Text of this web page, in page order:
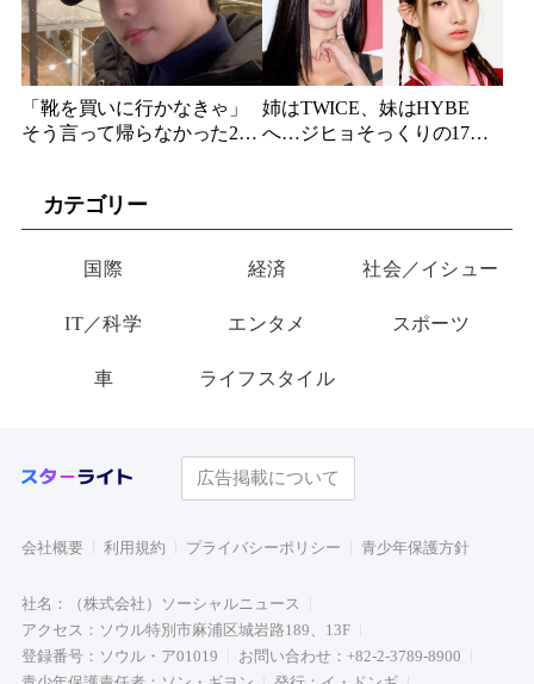
「靴を買いに行かなきゃ」
そう言って帰らなかった24
り物”
姉はTWICE、妹はHYBE
へ…ジヒョそっくりの17歳
カテゴリー
国際 経済 社会／イシュー
IT／科学 エンタメ スポーツ
車 ライフスタイル
広告掲載について
会社概要 利用規約 プライバシーポリシー 青少年保護方針
社名：（株式会社）ソーシャルニュース
アクセス：ソウル特別市麻浦区城岩路189、13F
登録番号：ソウル・ア01019
お問い合わせ：+82-2-3789-8900